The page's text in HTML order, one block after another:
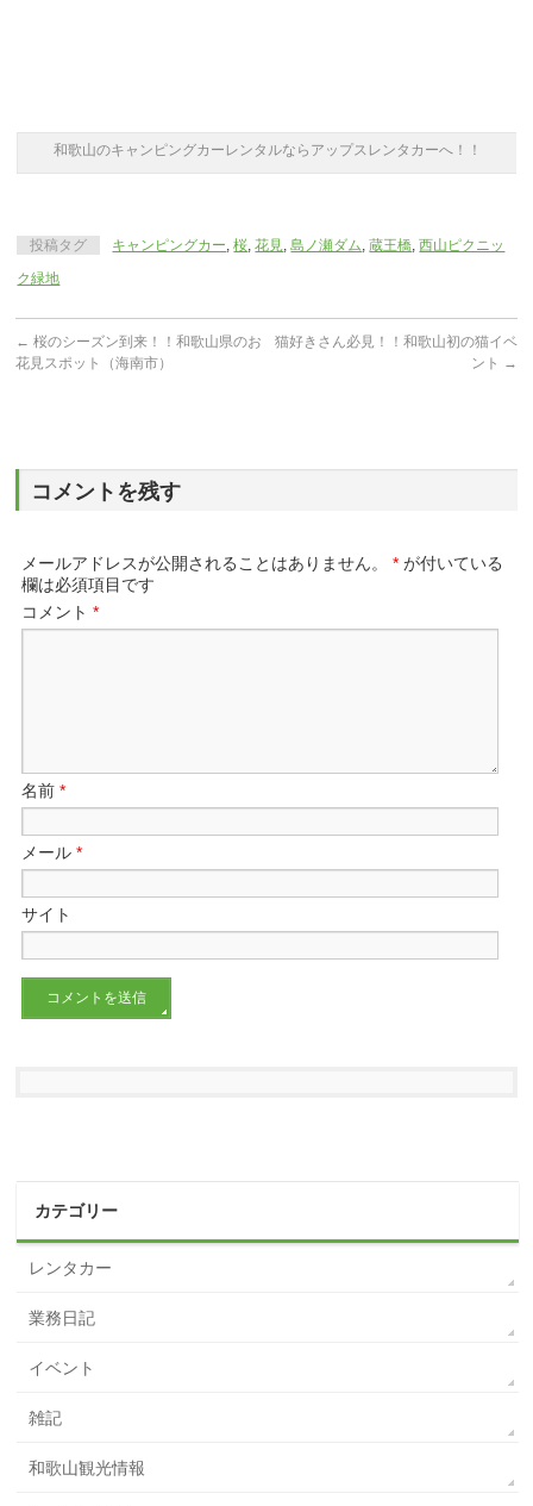
和歌山のキャンピングカーレンタルならアップスレンタカーへ！！
投稿タグ キャンピングカー,桜,花見,島ノ瀬ダム,蔵王橋,西山ピクニッ
ク緑地
← 桜のシーズン到来！！和歌山県のお
花見スポット（海南市）
猫好きさん必見！！和歌山初の猫イベ
ント →
コメントを残す
メールアドレスが公開されることはありません。 * が付いている
欄は必須項目です
コメント*
名前*
メール*
サイト
カテゴリー
レンタカー
業務日記
イベント
雑記
和歌山観光情報